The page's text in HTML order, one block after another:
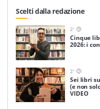
Scelti dalla redazione
2'
Cinque
2026: i
2'
Sei libri
(e non
VIDEO